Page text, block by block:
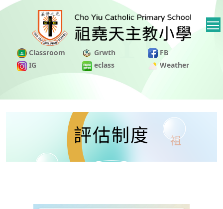
Classroom Grwth
FB
IG
eclass Weather
評估制度